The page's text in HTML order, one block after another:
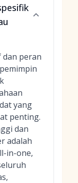
dan peran
yang
penting.
dan
adalah
in-one,